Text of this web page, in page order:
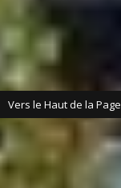
Vers le Haut de la Page